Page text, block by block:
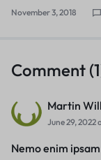
November 3, 2018
Comment
Martin
June 29, 2022
Nemo enim